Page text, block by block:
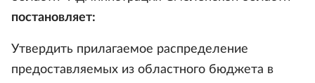
постановляет:
Утвердить прилагаемое распределение
предоставляемых из областного бюджета в